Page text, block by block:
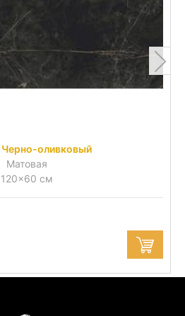
оливковый
Матовая
120x60 см